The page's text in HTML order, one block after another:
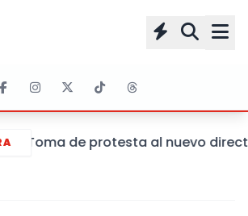
Toma de protesta al nuevo